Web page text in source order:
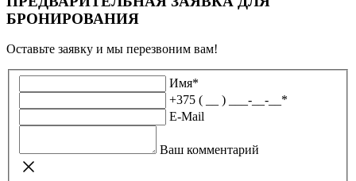
БРОНИРОВАНИЯ
Оставьте заявку и мы перезвоним вам!
Имя*
+375 ( __ ) ___-__-__ *
E-Mail
Ваш комментарий